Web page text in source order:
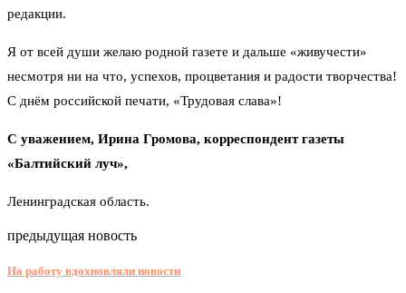
редакции.
Я от всей души желаю родной газете и дальше «живучести»
несмотря ни на что, успехов, процветания и радости творчества!
С днём российской печати, «Трудовая слава»!
С уважением, Ирина Громова, корреспондент газеты
«Балтийский луч»,
Ленинградская область.
предыдущая новость
На работу вдохновляли новости